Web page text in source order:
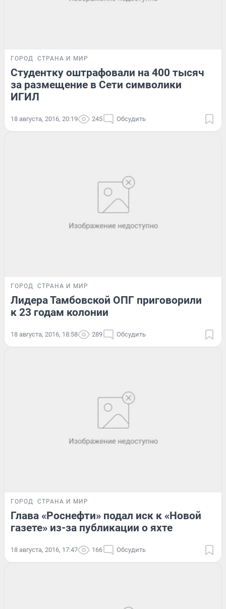
ГОРОД СТРАНА И МИР
Студентку оштрафовали на 400 тысяч
за размещение в Сети символики
ИГИЛ
18 августа, 2016, 20:19 245 Обсудить
ГОРОД СТРАНА И МИР
Лидера Тамбовской ОПГ приговорили
к 23 годам колонии
18 августа, 2016, 18:58 289 Обсудить
ГОРОД СТРАНА И МИР
Глава «Роснефти» подал иск к «Новой
газете» из-за публикации о яхте
18 августа, 2016, 17:47 166 Обсудить